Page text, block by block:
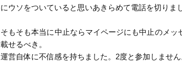
にウソをついていると思いあきらめて電話を切りま
そもそも本当に中止ならマイページにも中止のメッ
載せるべき。
運営自体に不信感を持ちました。2度と参加しませ